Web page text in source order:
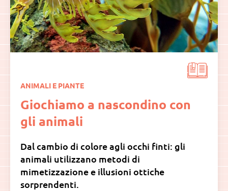
ANIMALI E PIANTE
Giochiamo a nascondino con
gli animali
Dal cambio di colore agli occhi finti: gli
animali utilizzano metodi di
mimetizzazione e illusioni ottiche
sorprendenti.